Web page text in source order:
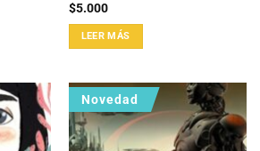
$5.000
LEER MÁS
Novedad